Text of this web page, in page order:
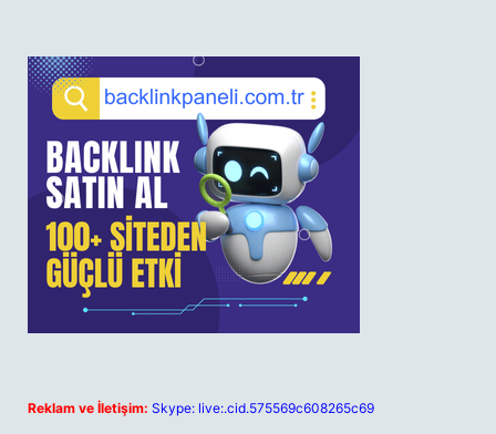
Reklam ve İletişim: Skype: live:.cid.575569c608265c69